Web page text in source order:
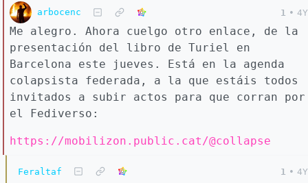
arbocenc 1 • 4Y
Me alegro. Ahora cuelgo otro enlace, de la
presentación del libro de Turiel en
Barcelona este jueves. Está en la agenda
colapsista federada, a la que estáis todos
invitados a subir actos para que corran por
el Fediverso:
https://mobilizon.public.cat/@collapse
Feraltaf 1 • 4Y